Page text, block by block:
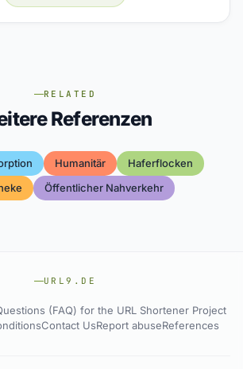
RELATED
Referenzen
Humanitär
Haferflocken
Öffentlicher Nahverkehr
URL9.DE
(FAQ) for the URL Shortener Project
Contact UsReport abuseReferences